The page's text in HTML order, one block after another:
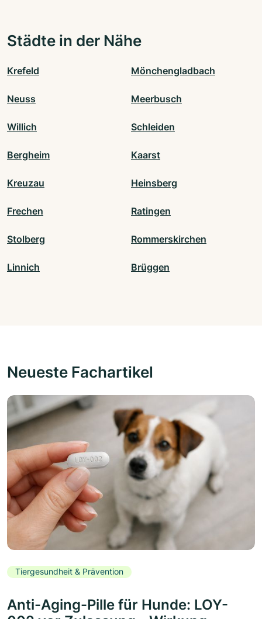
Städte in der Nähe
Krefeld Mönchengladbach
Neuss Meerbusch
Willich Schleiden
Bergheim Kaarst
Kreuzau Heinsberg
Frechen Ratingen
Stolberg Rommerskirchen
Linnich Brüggen
Neueste Fachartikel
Tiergesundheit & Prävention
Anti-Aging-Pille für Hunde: LOY-